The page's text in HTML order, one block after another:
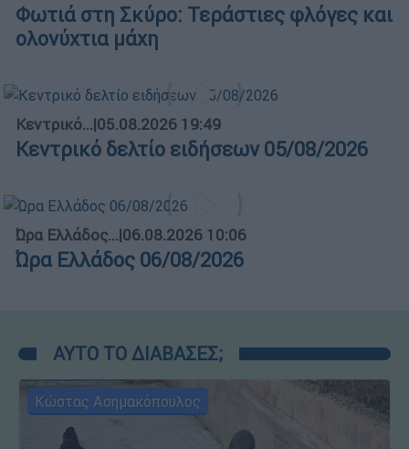
Φωτιά στη Σκύρο: Τεράστιες φλόγες και
ολονύχτια μάχη
Κεντρικό...|05.08.2026 19:49
Κεντρικό δελτίο ειδήσεων 05/08/2026
Ώρα Ελλάδος...|06.08.2026 10:06
Ώρα Ελλάδος 06/08/2026
ΑΥΤΟ ΤΟ ΔΙΑΒΑΣΕΣ;
Κώστας Ασημακόπουλος